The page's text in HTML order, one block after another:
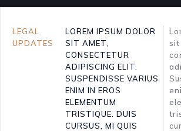
IMPRESSUM
DATENSCHUTZ
LEGAL
UPDATES
LOREM IPSUM DOLOR
SIT AMET,
CONSECTETUR
ADIPISCING ELIT.
SUSPENDISSE VARIUS
ENIM IN EROS
ELEMENTUM
TRISTIQUE. DUIS
CURSUS, MI QUIS
sit